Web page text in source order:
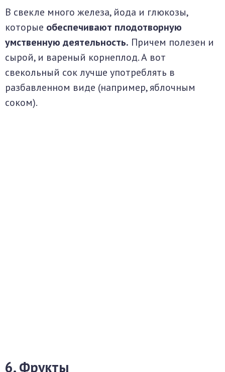
В свекле много железа, йода и глюкозы,
которые обеспечивают плодотворную
умственную деятельность. Причем полезен и
сырой, и вареный корнеплод. А вот
свекольный сок лучше употреблять в
разбавленном виде (например, яблочным
соком).
6. Фрукты